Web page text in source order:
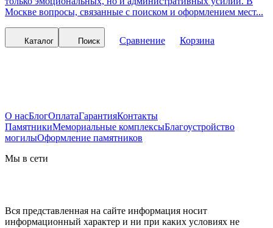
Москве вопросы, связанные с поиском и оформлением мест...
Каталог Поиск Сравнение Корзина
О насБлогОплатаГарантияКонтакты
ПамятникиМемориальные комплексыБлагоустройство
могилыОформление памятников
Мы в сети
Вся представленная на сайте информация носит
информационный характер и ни при каких условиях не